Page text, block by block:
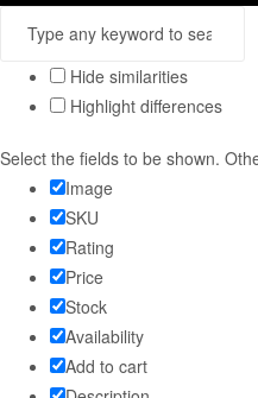
Hide similarities
Highlight differences
Select the fields to be shown.
Image
SKU
Rating
Price
Stock
Availability
Add to cart